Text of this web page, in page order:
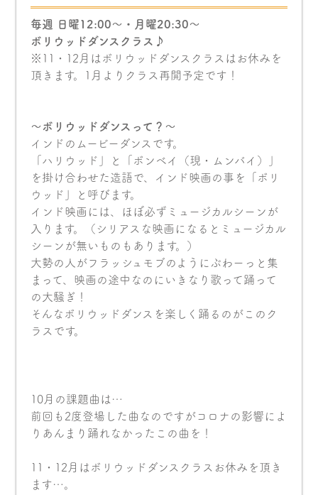
毎週 日曜12:00〜・月曜20:30〜
ボリウッドダンスクラス♪
※11・12月はボリウッドダンスクラスはお休みを
頂きます。1月よりクラス再開予定です！
〜ボリウッドダンスって？〜
インドのムービーダンスです。
「ハリウッド」と「ボンベイ（現・ムンバイ）」
を掛け合わせた造語で、インド映画の事を「ボリ
ウッド」と呼びます。
インド映画には、ほぼ必ずミュージカルシーンが
入ります。（シリアスな映画になるとミュージカル
シーンが無いものもあります。）
大勢の人がフラッシュモブのようにぶわーっと集
まって、映画の途中なのにいきなり歌って踊って
の大騒ぎ！
そんなボリウッドダンスを楽しく踊るのがこのク
ラスです。
10月の課題曲は…
前回も2度登場した曲なのですがコロナの影響によ
りあんまり踊れなかったこの曲を！
11・12月はボリウッドダンスクラスお休みを頂き
ます…。